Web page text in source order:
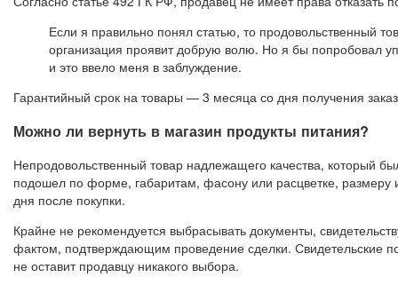
Если я правильно понял статью, то продовольственный
организация проявит добрую волю. Но я бы попробовал
и это ввело меня в заблуждение.
Гарантийный срок на товары — 3 месяца со дня получения
Можно ли вернуть в магазин продукты питания?
Непродовольственный товар надлежащего качества, который
подошел по форме, габаритам, фасону или расцветке, размеру
дня после покупки.
Крайне не рекомендуется выбрасывать документы,
фактом, подтверждающим проведение сделки. Свидетельские
не оставит продавцу никакого выбора.